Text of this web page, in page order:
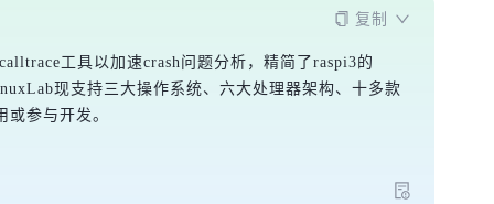
复制
工具以加速crash问题分析，精简了raspi3的
现支持三大操作系统、六大处理器架构、十多款
参与开发。